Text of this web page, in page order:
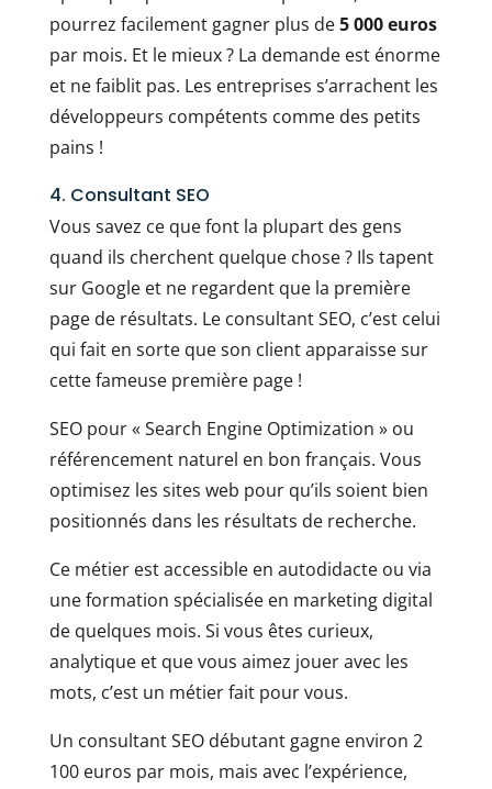
pourrez facilement gagner plus de5 000 euros
par mois. Et le mieux ? La demande est énorme
et ne faiblit pas. Les entreprises s’arrachent les
développeurs compétents comme des petits
pains !
4. Consultant SEO
Vous savez ce que font la plupart des gens
quand ils cherchent quelque chose ? Ils tapent
sur Google et ne regardent que la première
page de résultats. Le consultant SEO, c’est celui
qui fait en sorte que son client apparaisse sur
cette fameuse première page !
SEO pour « Search Engine Optimization » ou
référencement naturel en bon français. Vous
optimisez les sites web pour qu’ils soient bien
positionnés dans les résultats de recherche.
Ce métier est accessible en autodidacte ou via
une formation spécialisée en marketing digital
de quelques mois. Si vous êtes curieux,
analytique et que vous aimez jouer avec les
mots, c’est un métier fait pour vous.
Un consultant SEO débutant gagne environ 2
100 euros par mois, mais avec l’expérience,